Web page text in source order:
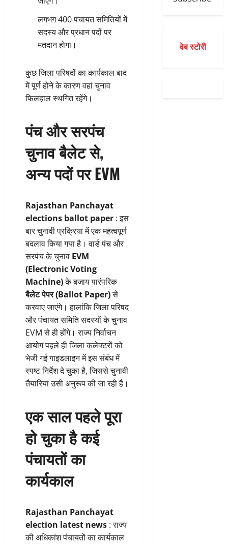
लगभग 400 पंचायत समितियों में
सदस्य और प्रधान पदों पर
मतदान होगा।
कुछ जिला परिषदों का कार्यकाल बाद
में पूर्ण होने के कारण वहां चुनाव
फिलहाल स्थगित रहेंगे।
पंच और सरपंच
चुनाव बैलेट से,
अन्य पदों पर EVM
Rajasthan Panchayat
elections ballot paper : इस
बार चुनावी प्रक्रिया में एक महत्वपूर्ण
बदलाव किया गया है। वार्ड पंच और
सरपंच के चुनाव EVM
(Electronic Voting
Machine)के बजाय पारंपरिक
बैलेट पेपर (Ballot Paper)से
करवाए जाएंगे। हालांकि जिला परिषद
और पंचायत समिति सदस्यों के चुनाव
EVM से ही होंगे। राज्य निर्वाचन
आयोग पहले ही जिला कलेक्टरों को
भेजी गई गाइडलाइन में इस संबंध में
स्पष्ट निर्देश दे चुका है, जिससे चुनावी
तैयारियां उसी अनुरूप की जा रही हैं।
एक साल पहले पूरा
हो चुका है कई
पंचायतों का
कार्यकाल
Rajasthan Panchayat
election latest news : राज्य
की अधिकांश पंचायतों का कार्यकाल
वेब स्टोरी